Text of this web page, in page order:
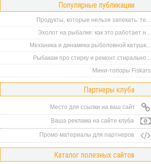
Популярные публикации
Продукты, которые нельзя запекать: те...
Эхолот на рыбалке: как это работает н...
Механика и динамика рыболовной катушк...
Рыбакам про стирку и ремонт стирально...
Мини-топоры Fiskars
Партнеры клуба
Место для ссылки на ваш сайт
Ваша реклама на сайте клуба
Промо-материалы для партнеров
Каталог полезных сайтов